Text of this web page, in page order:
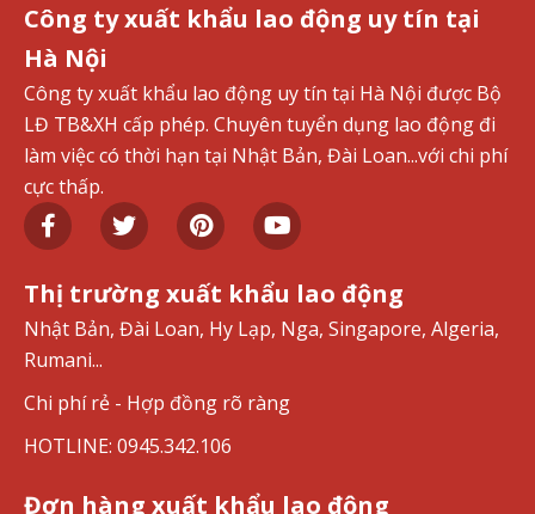
Công ty xuất khẩu lao động uy tín tại
Hà Nội
Công ty xuất khẩu lao động uy tín tại Hà Nội được Bộ
LĐ TB&XH cấp phép. Chuyên tuyển dụng lao động đi
làm việc có thời hạn tại Nhật Bản, Đài Loan...với chi phí
cực thấp.
Thị trường xuất khẩu lao động
Nhật Bản, Đài Loan, Hy Lạp, Nga, Singapore, Algeria,
Rumani...
Chi phí rẻ - Hợp đồng rõ ràng
HOTLINE: 0945.342.106
Đơn hàng xuất khẩu lao động